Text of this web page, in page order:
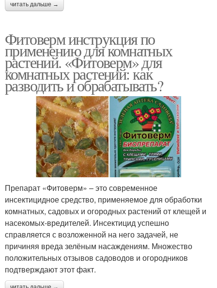
читать дальше →
Фитоверм инструкция по
применению для комнатных
растений. «Фитоверм» для
комнатных растений: как
разводить и обрабатывать?
Препарат «Фитоверм» – это современное
инсектицидное средство, применяемое для обработки
комнатных, садовых и огородных растений от клещей и
насекомых-вредителей. Инсектицид успешно
справляется с возложенной на него задачей, не
причиняя вреда зелёным насаждениям. Множество
положительных отзывов садоводов и огородников
подтверждают этот факт.